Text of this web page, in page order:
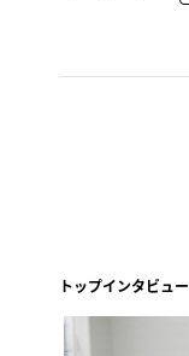
トップインタビュー